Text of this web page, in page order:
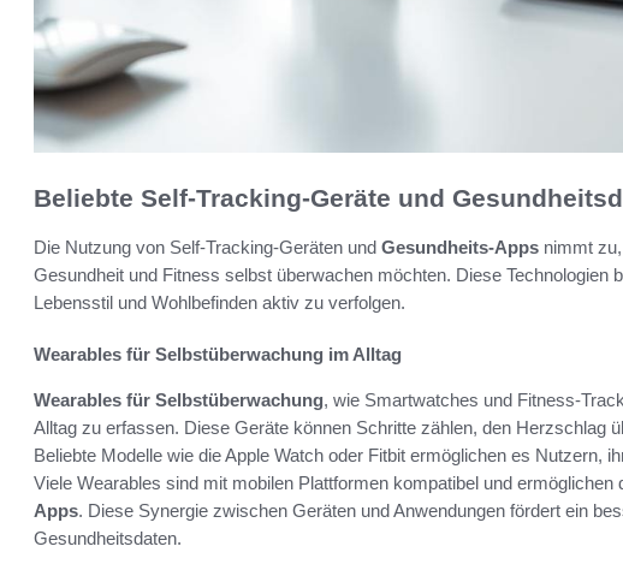
Beliebte Self-Tracking-Geräte und
Die Nutzung von Self-Tracking-Geräten und Gesundheits-Apps nimmt
Gesundheit und Fitness selbst überwachen möchten. Diese Technologien
Lebensstil und Wohlbefinden aktiv zu verfolgen.
Wearables für Selbstüberwachung im Alltag
Wearables für Selbstüberwachung, wie Smartwatches und Fitness-
Alltag zu erfassen. Diese Geräte können Schritte zählen, den Herzschlag
Beliebte Modelle wie die Apple Watch oder Fitbit ermöglichen es Nutzern,
Viele Wearables sind mit mobilen Plattformen kompatibel und ermöglichen
Apps. Diese Synergie zwischen Geräten und Anwendungen fördert ein
Gesundheitsdaten.